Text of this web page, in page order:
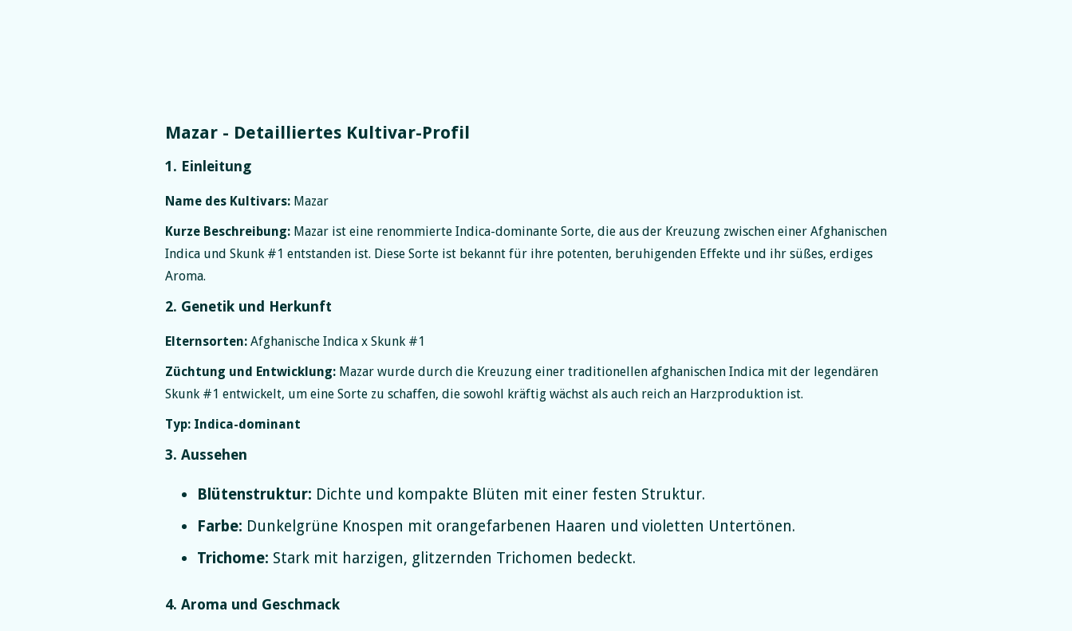
Mazar - Detailliertes Kultivar-Profil
1. Einleitung
Name des Kultivars: Mazar
Kurze Beschreibung: Mazar ist eine renommierte Indica-dominante Sorte, die aus der Kreuzung zwischen einer Afghanischen
Indica und Skunk #1 entstanden ist. Diese Sorte ist bekannt für ihre potenten, beruhigenden Effekte und ihr süßes, erdiges
Aroma.
2. Genetik und Herkunft
Elternsorten: Afghanische Indica x Skunk #1
Züchtung und Entwicklung: Mazar wurde durch die Kreuzung einer traditionellen afghanischen Indica mit der legendären
Skunk #1 entwickelt, um eine Sorte zu schaffen, die sowohl kräftig wächst als auch reich an Harzproduktion ist.
Typ: Indica-dominant
3. Aussehen
Blütenstruktur: Dichte und kompakte Blüten mit einer festen Struktur.
Farbe: Dunkelgrüne Knospen mit orangefarbenen Haaren und violetten Untertönen.
Trichome: Stark mit harzigen, glitzernden Trichomen bedeckt.
4. Aroma und Geschmack